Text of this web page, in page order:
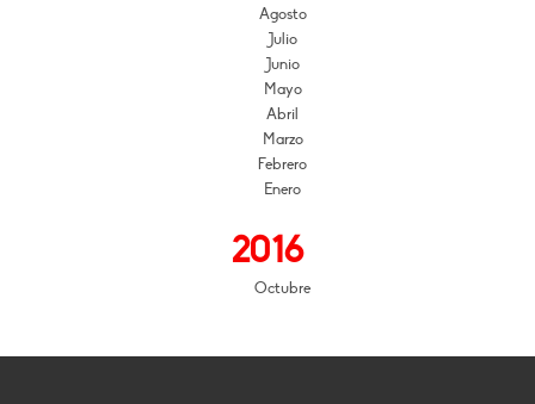
Agosto
Julio
Junio
Mayo
Abril
Marzo
Febrero
Enero
2016
Octubre